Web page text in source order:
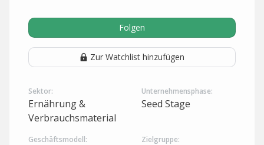
Folgen
Zur Watchlist hinzufügen
Sektor:
Ernährung &
Verbrauchsmaterial
Unternehmensphase:
Seed Stage
Geschäftsmodell: Zielgruppe: